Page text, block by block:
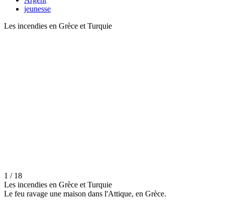
jeunesse
Les incendies en Grèce et Turquie
1 / 18
Les incendies en Grèce et Turquie
Le feu ravage une maison dans l'Attique, en Grèce.